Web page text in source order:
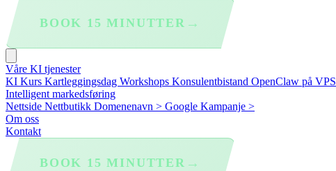
BOOK 15 MINUTTER →
Våre KI tjenester
KI Kurs Kartleggingsdag Workshops Konsulentbistand OpenClaw på VPS
Intelligent markedsføring
Nettside Nettbutikk Domenenavn > Google Kampanje >
Om oss
Kontakt
BOOK 15 MINUTTER →